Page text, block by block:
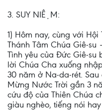
3. SUY NIỆM:
1) Hôm nay, cùng với
Thánh Tâm Chúa Giê-su
Tình yêu của Đức Giê-su
lời Chúa Cha xuống
30 năm ở Na-da-rét.
Mừng Nước Trời gần 3
cứu độ của Thiên Chúa
giàu nghèo, tiếng nói